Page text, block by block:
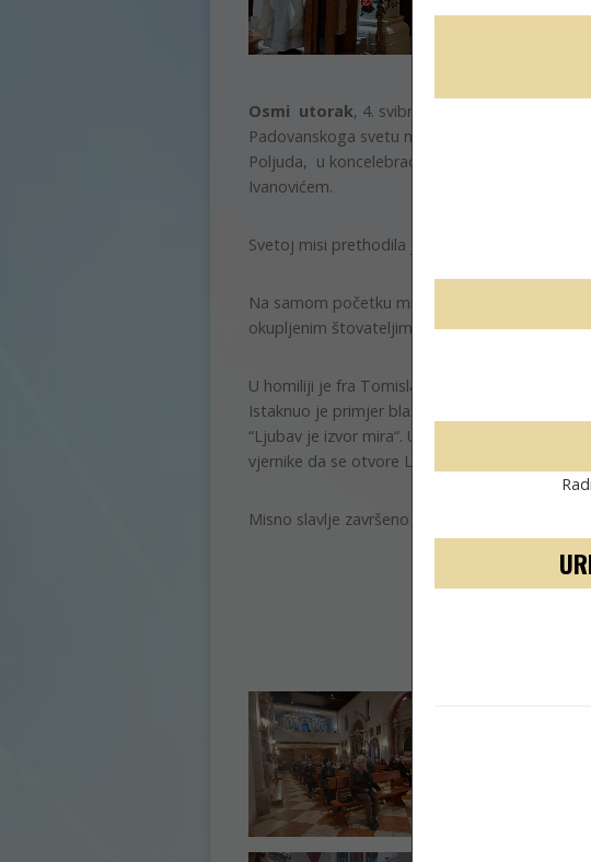
13
Osmi utorak, 4. svibnja, u nizu pobožnosti
Padovanskoga svetu misu u 19 sati predvodio
Poljuda, u koncelebraciji sa župnikom fra
Ivanovićem.
Svetoj misi prethodila je krunica BDM, večernja
Na samom početku misnog slavlja župnik fra
okupljenim štovateljima sv. Antuna.
U homiliji je fra Tomislav pozvao na
Istaknuo je primjer blaženika Julijana iz Bala
“Ljubav je izvor mira“. Uputio je na njihovu
vjernike da se otvore Ljubavi jer ona donosi
Misno slavlje završeno je blagoslovom